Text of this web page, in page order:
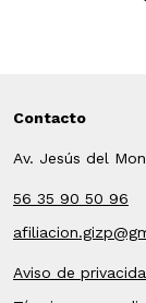
Contacto
Av. Jesús del
56 35 90 50 96
Aviso de